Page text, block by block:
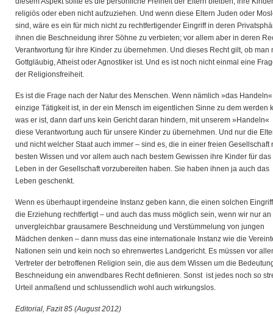
religiös oder eben nicht aufzuziehen. Und wenn diese Eltern Juden oder
sind, wäre es ein für mich nicht zu rechtfertigender Eingriff in deren
ihnen die Beschneidung ihrer Söhne zu verbieten; vor allem aber in deren
Verantwortung für ihre Kinder zu übernehmen. Und dieses Recht gilt, ob man
Gottgläubig, Atheist oder Agnostiker ist. Und es ist noch nicht einmal eine
der Religionsfreiheit.
Es ist die Frage nach der Natur des Menschen. Wenn nämlich »das
einzige Tätigkeit ist, in der ein Mensch im eigentlichen Sinne zu dem werden
was er ist, dann darf uns kein Gericht daran hindern, mit unserem »Handeln«
diese Verantwortung auch für unsere Kinder zu übernehmen. Und nur die
und nicht welcher Staat auch immer – sind es, die in einer freien Gesellschaft
besten Wissen und vor allem auch nach bestem Gewissen ihre Kinder für das
Leben in der Gesellschaft vorzubereiten haben. Sie haben ihnen ja auch das
Leben geschenkt.
Wenn es überhaupt irgendeine Instanz geben kann, die einen solchen
die Erziehung rechtfertigt – und auch das muss möglich sein, wenn wir nur an
unvergleichbar grausamere Beschneidung und Verstümmelung von jungen
Mädchen denken – dann muss das eine internationale Instanz wie die
Nationen sein und kein noch so ehrenwertes Landgericht. Es müssen vor
Vertreter der betroffenen Religion sein, die aus dem Wissen um die
Beschneidung ein anwendbares Recht definieren. Sonst ist jedes noch so
Urteil anmaßend und schlussendlich wohl auch wirkungslos.
Editorial, Fazit 85 (August 2012)